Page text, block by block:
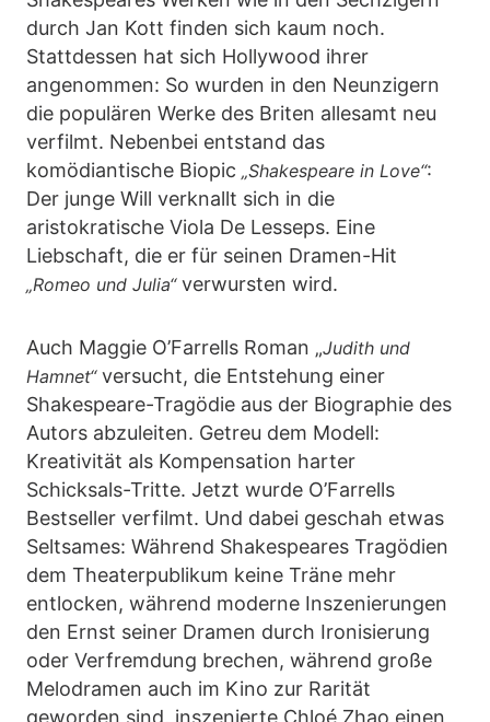
durch Jan Kott finden sich kaum noch.
Stattdessen hat sich Hollywood ihrer
angenommen: So wurden in den Neunzigern
die populären Werke des Briten allesamt neu
verfilmt. Nebenbei entstand das
komödiantische Biopic „Shakespeare in Love“:
Der junge Will verknallt sich in die
aristokratische Viola De Lesseps. Eine
Liebschaft, die er für seinen Dramen-Hit
„Romeo und Julia“verwursten wird.
Auch Maggie O’Farrells Roman „Judith und
Hamnet“ versucht, die Entstehung einer
Shakespeare-Tragödie aus der Biographie des
Autors abzuleiten. Getreu dem Modell:
Kreativität als Kompensation harter
Schicksals-Tritte. Jetzt wurde O’Farrells
Bestseller verfilmt. Und dabei geschah etwas
Seltsames: Während Shakespeares Tragödien
dem Theaterpublikum keine Träne mehr
entlocken, während moderne Inszenierungen
den Ernst seiner Dramen durch Ironisierung
oder Verfremdung brechen, während große
Melodramen auch im Kino zur Rarität
geworden sind, inszenierte Chloé Zhao einen